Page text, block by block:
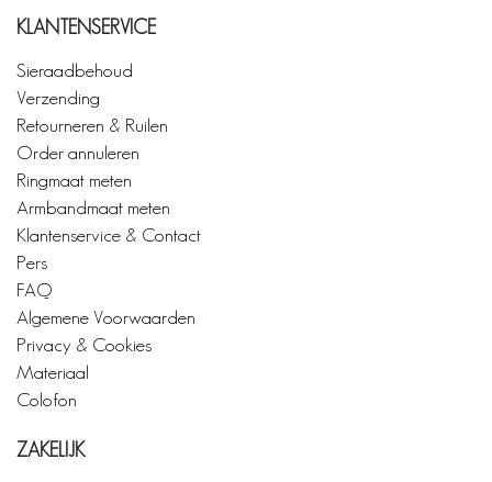
KLANTENSERVICE
Sieraadbehoud
Verzending
Retourneren & Ruilen
Order annuleren
Ringmaat meten
Armbandmaat meten
Klantenservice & Contact
Pers
FAQ
Algemene Voorwaarden
Privacy & Cookies
Materiaal
Colofon
ZAKELIJK